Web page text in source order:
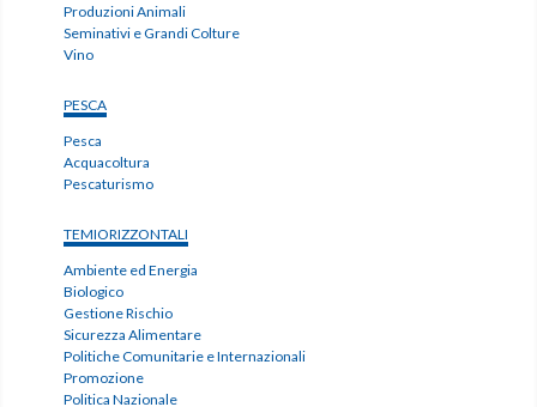
Produzioni Animali
Seminativi e Grandi Colture
Vino
PESCA
Pesca
Acquacoltura
Pescaturismo
TEMIORIZZONTALI
Ambiente ed Energia
Biologico
Gestione Rischio
Sicurezza Alimentare
Politiche Comunitarie e Internazionali
Promozione
Politica Nazionale